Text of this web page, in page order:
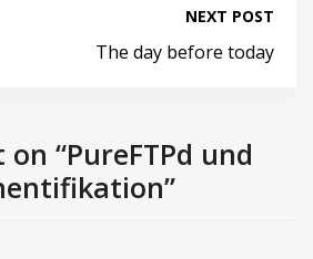
NEXT POST
The day before today
“PureFTPd und